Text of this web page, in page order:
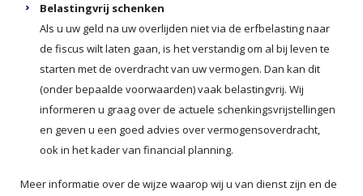
Belastingvrij schenken
Als u uw geld na uw overlijden niet via de erfbelasting naar
de fiscus wilt laten gaan, is het verstandig om al bij leven te
starten met de overdracht van uw vermogen. Dan kan dit
(onder bepaalde voorwaarden) vaak belastingvrij. Wij
informeren u graag over de actuele schenkingsvrijstellingen
en geven u een goed advies over vermogensoverdracht,
ook in het kader van financial planning.
Meer informatie over de wijze waarop wij u van dienst zijn en de